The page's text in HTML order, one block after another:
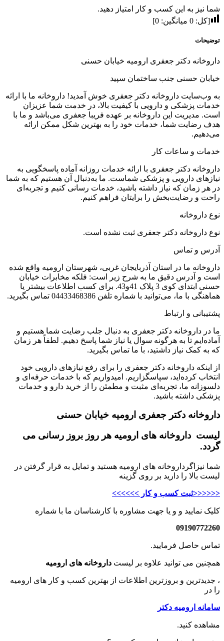
شما نیز به این کسب و کار امتیاز دهید.
[کل:0 میانگین:0
]
توضیحات
داروخانه دکتر جعفری ارومیه خیابان حسنی
خیابان حسنی جنب ساختمان سپید
به وب‌سایت داروخانه دکتر جعفری خوش آمدید! داروخانه ما با ارائه
خدمات پزشکی و دارویی با کیفیت بالا، در خدمت شما عزیزان
است. مدیریت این داروخانه بر عهده فریبا جعفری می‌باشد و ما با
هدف رضایت شما، خدمات خود را به بهترین شکل ممکن ارائه
می‌دهیم.
خدمات و ساعات کار
داروخانه دکتر جعفری با ارائه خدمات روزانه آماده پاسخگویی به
نیازهای دارویی و پزشکی شماست. ما به‌دنبال آن هستیم که به شما
در هر زمان که نیاز داشته باشید، خدمات رسانی کنیم و تجربه‌ای
راحت و رضایت‌بخش را برایتان فراهم کنیم.
نوع داروخانه
نوع داروخانه دکتر جعفری ثبت نشده است.
آدرس و تماس
داروخانه ما در استان آذربایجان غربی، شهرستان ارومیه واقع شده
است و آدرس دقیق ما به شرح زیر است: فلکه مخابرات خیابان
حسنی ابتدای کوی 3 پلاک 41و43. برای کسب اطلاعات بیشتر یا
هماهنگی با ما، می‌توانید با شماره تلفن04433468386تماس بگیرید.
پشتیبانی و ارتباط
ما در داروخانه دکتر جعفری به دنبال جلب رضایت شما هستیم و
آماده‌ایم تا به هرگونه سوال یا نیاز شما پاسخ دهیم. لطفاً هر زمان
که به کمک نیاز داشتید، با ما تماس بگیرید.
از اینکه داروخانه دکتر جعفری را برای رفع نیازهای دارویی خود
انتخاب کرده‌اید، سپاسگزاریم. امیدواریم که با خدمات حرفه‌ای و
دلسوزانه ما، تجربه‌ای مثبت و مطمئن را از خرید دارو و خدمات
پزشکی داشته باشید.
داروخانه دکتر جعفری ارومیه خیابان حسنی
لیست داروخانه های ارومیه هر روز بروز رسانی می
گردد.
شما نیزاگرداروخانه های ارومیه هستید و تمایل به قرار گرفتن در
لیست بالا را دارید بر روی گزینه
<<<<<<ثبت کسب و کار >>>>>>
کلیک نمایید و و یا جهت مشاوره با کارشناسان ما با شماره
09190772260
تماس حاصل فرمایید.
همچنین می توانید علاوه بر لیستداروخانه های ارومیه
، جدیدترین و بروزترین اطلاعات از بهترین کسب و کار های ارومیه
را در
سامانه ارومیه دکتر
مشاهده کنید.